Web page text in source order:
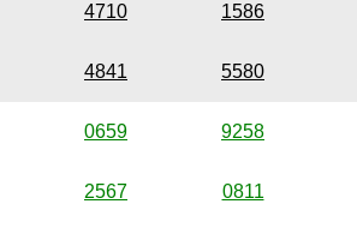
4710 1586
4841 5580
0659 9258
2567 0811